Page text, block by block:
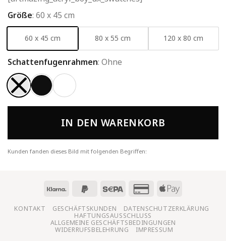
Größe: 60 x 45 cm
60 x 45 cm 80 x 55 cm 120 x 80 cm
Schattenfugenrahmen: Ohne
IN DEN WARENKORB
Kunden fanden dieses Bild mit folgenden Begriffen:
KONTAKT GESCHÄFTSKUNDEN
DATENSCHUTZERKLÄRUNG
HAFTUNGSAUSSCHLUSS
ALLGEMEINE GESCHÄFTSBEDINGUNGEN
WIDERRUFSBELEHRUNG
IMPRESSUM